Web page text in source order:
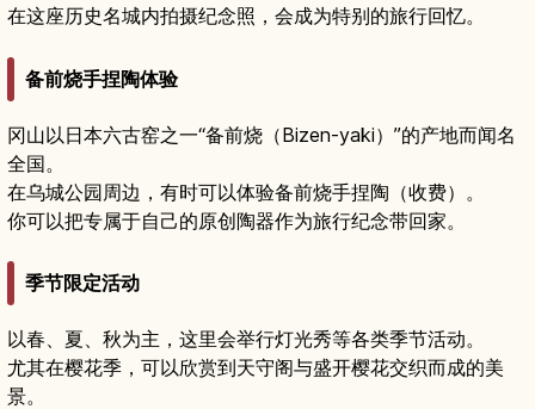
在这座历史名城内拍摄纪念照，会成为特别的旅行回忆。
备前烧手捏陶体验
冈山以日本六古窑之一“备前烧（Bizen-yaki）”的产地而闻名
全国。
在乌城公园周边，有时可以体验备前烧手捏陶（收费）。
你可以把专属于自己的原创陶器作为旅行纪念带回家。
季节限定活动
以春、夏、秋为主，这里会举行灯光秀等各类季节活动。
尤其在樱花季，可以欣赏到天守阁与盛开樱花交织而成的美
景。